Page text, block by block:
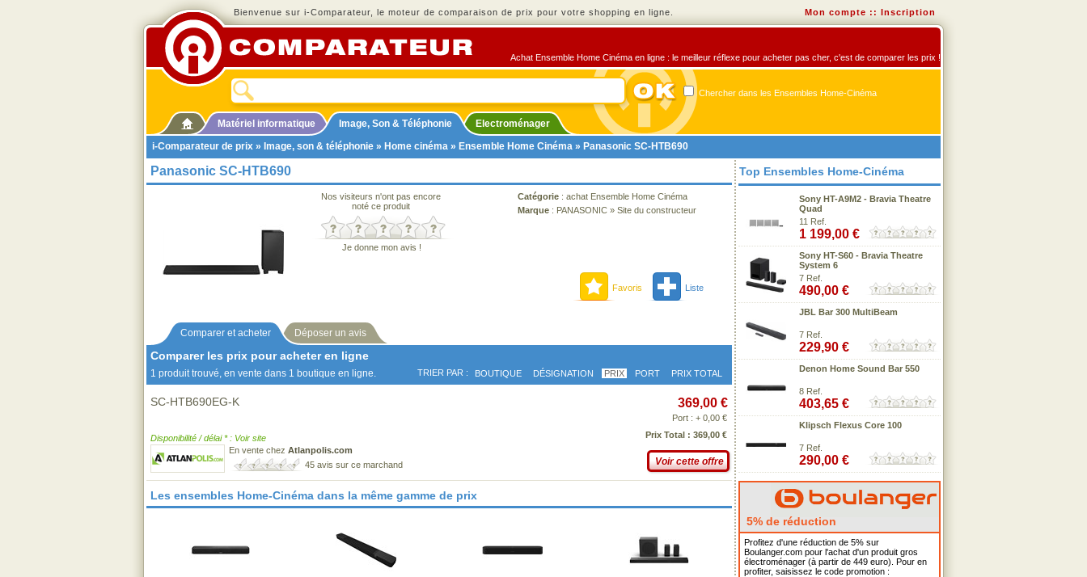
Bienvenue sur i-Comparateur, le moteur de comparaison de prix pour votre shopping en ligne. Mon compte :: Inscription
Achat Ensemble Home Cinéma en ligne : le meilleur réflexe pour acheter pas cher, c'est de comparer les prix !
Chercher dans les Ensembles Home-Cinéma
Matériel informatique Image, Son & Téléphonie
Electroménager
i-Comparateur de prix » Image, son & téléphonie » Home cinéma » Ensemble Home Cinéma » Panasonic SC-HTB690
Panasonic SC-HTB690
Nos visiteurs n'ont pas encore
noté ce produit
Je donne mon avis !
Catégorie : achat Ensemble Home Cinéma
Marque : PANASONIC » Site du constructeur
Favoris Liste
Comparer et acheter Déposer un avis
Comparer les prix pour acheter en ligne
1 produit trouvé, en vente dans 1 boutique en ligne. TRIER PAR : BOUTIQUE DÉSIGNATION PRIX PORT PRIX TOTAL
SC-HTB690EG-K
Disponibilité / délai * : Voir site
En vente chez Atlanpolis.com
45 avis sur ce marchand
369,00 €
Port : + 0,00 €
Prix Total : 369,00 €
Voir cette offre
Les ensembles Home-Cinéma dans la même gamme de prix
Top Ensembles Home-Cinéma
Sony HT-A9M2 - Bravia Theatre
Quad
11 Ref.
1 199,00 €
Sony HT-S60 - Bravia Theatre
System 6
7 Ref.
490,00 €
JBL Bar 300 MultiBeam
7 Ref.
229,90 €
Denon Home Sound Bar 550
8 Ref.
403,65 €
Klipsch Flexus Core 100
7 Ref.
290,00 €
5% de réduction
Profitez d'une réduction de 5% sur
Boulanger.com pour l'achat d'un produit gros
électroménager (à partir de 449 euro). Pour en
profiter, saisissez le code promotion :